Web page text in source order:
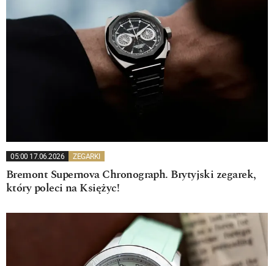
05:00 17.06.2026 ZEGARKI
Bremont Supernova Chronograph. Brytyjski zegarek,
który poleci na Księżyc!